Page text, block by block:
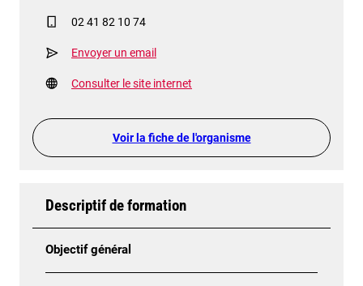
02 41 82 10 74
Envoyer un email
Consulter le site internet
Voir la fiche de l'organisme
Descriptif de formation
Objectif général